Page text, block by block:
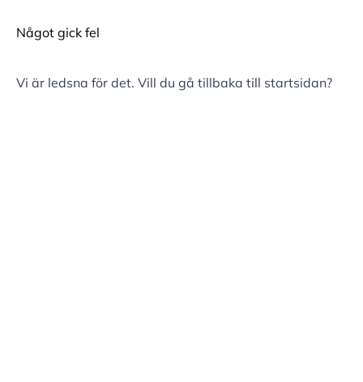
Något gick fel
Vi är ledsna för det. Vill du gå tillbaka till startsidan?